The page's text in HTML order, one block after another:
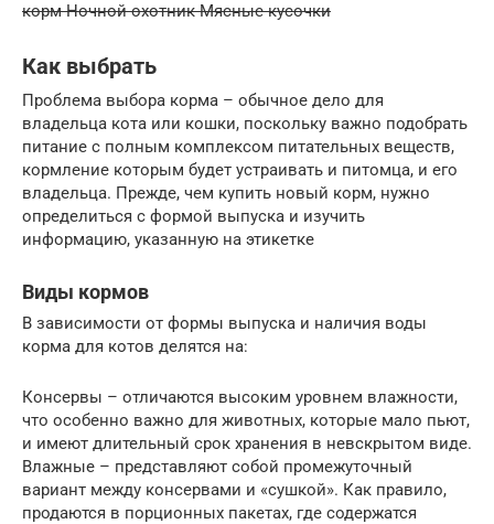
корм Ночной охотник Мясные кусочки
Как выбрать
Проблема выбора корма – обычное дело для
владельца кота или кошки, поскольку важно подобрать
питание с полным комплексом питательных веществ,
кормление которым будет устраивать и питомца, и его
владельца. Прежде, чем купить новый корм, нужно
определиться с формой выпуска и изучить
информацию, указанную на этикетке
Виды кормов
В зависимости от формы выпуска и наличия воды
корма для котов делятся на:
Консервы – отличаются высоким уровнем влажности,
что особенно важно для животных, которые мало пьют,
и имеют длительный срок хранения в невскрытом виде.
Влажные – представляют собой промежуточный
вариант между консервами и «сушкой». Как правило,
продаются в порционных пакетах, где содержатся